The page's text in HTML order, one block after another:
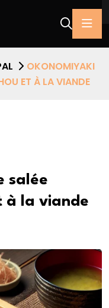
OKONOMIYAKI
ET À LA VIANDE
salée
à la viande